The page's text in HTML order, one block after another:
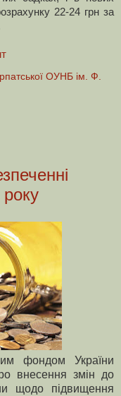
22-24 грн за
ОУНБ ім. Ф.
фондом України
внесення змін до
щодо підвищення